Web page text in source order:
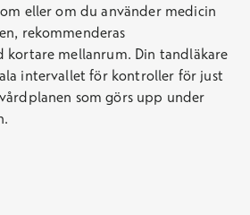
eller om du använder medicin
rekommenderas
kortare mellanrum. Din tandläkare
intervallet för kontroller för just
som görs upp under